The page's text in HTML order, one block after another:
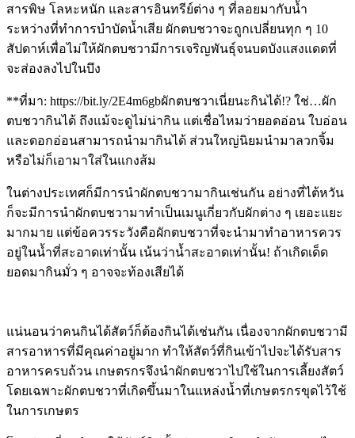
สารพิษ โลหะหนัก และสารอินทรีย์ต่าง ๆ ที่ลอยมากับน้ำ
ระหว่างที่ทำการบำบัดน้ำเสีย ผักตบชวาจะถูกเปลี่ยนทุก ๆ 10
สัปดาห์เพื่อไม่ให้ผักตบชวามีการเจริญพันธุ์จนบดบังแสงแดดที่
จะส่องลงไปในบึง
**ที่มา: https://bit.ly/2E4m6gbผักตบชวาเนี่ยนะกินได้!? ใช่…ผัก
ตบชวากินได้ ถึงแม้จะดูไม่น่ากิน แต่เชื่อไหมว่ายอดอ่อน ใบอ่อน
และดอกอ่อนสามารถนำมากินได้ ส่วนใหญ่นิยมนำมาลวกจิ้ม
หรือไม่ก็เอามาใส่ในแกงส้ม
ในต่างประเทศก็มีการนำผักตบชวามากินเช่นกัน อย่างที่ไต้หวัน
ก็จะมีการนำผักตบชวามาทำเป็นเมนูเกี่ยวกับผักต่าง ๆ เยอะแยะ
มากมาย แต่ข้อควรระวังคือผักตบชวาที่จะนำมาทำอาหารควร
อยู่ในน้ำที่สะอาดเท่านั้น เน้นว่าน้ำสะอาดเท่านั้น! ถ้าเกิดเด็ด
ยอดมากินมั่ว ๆ อาจจะท้องเสียได้
แน่นอนว่าคนกินได้สัตว์ก็ต้องกินได้เช่นกัน เนื่องจากผักตบชวามี
สารอาหารที่มีคุณค่าอยู่มาก ทำให้สัตว์ที่กินเข้าไปจะได้รับสาร
อาหารครบถ้วน เกษตรกรจึงนำผักตบชวาไปใช้ในการเลี้ยงสัตว์
โดยเฉพาะผักตบชวาที่เกิดขึ้นมาในแหล่งน้ำที่เกษตรกรขุดไว้ใช้
ในการเกษตร